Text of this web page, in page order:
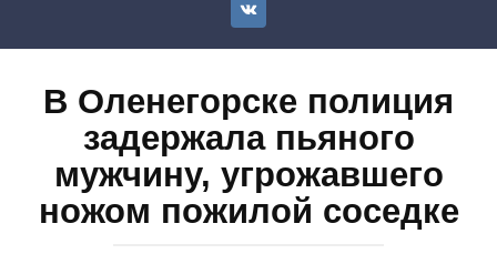
В Оленегорске полиция
задержала пьяного
мужчину, угрожавшего
ножом пожилой соседке